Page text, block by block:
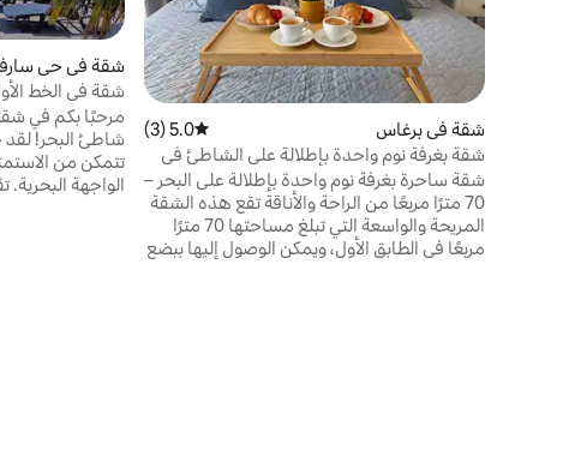
شقة في برغاس متوسط التقييم 5.0 من 5، 3 مراجعات
5.0 (3)
شقة بغرفة نوم واحدة بإطلالة على الشاطئ في
سفيتي فلاس
شقة ساحرة بغرفة نوم واحدة بإطلالة على البحر –
70 مترًا مربعًا من الراحة والأناقة تقع هذه الشقة
المريحة والواسعة التي تبلغ مساحتها 70 مترًا
مربعًا في الطابق الأول، ويمكن الوصول إليها ببضع
شقة في حي
شقة في الخط
سيارات
مرحبًا بكم في
شاطئ
تتمكن من
الواجهة